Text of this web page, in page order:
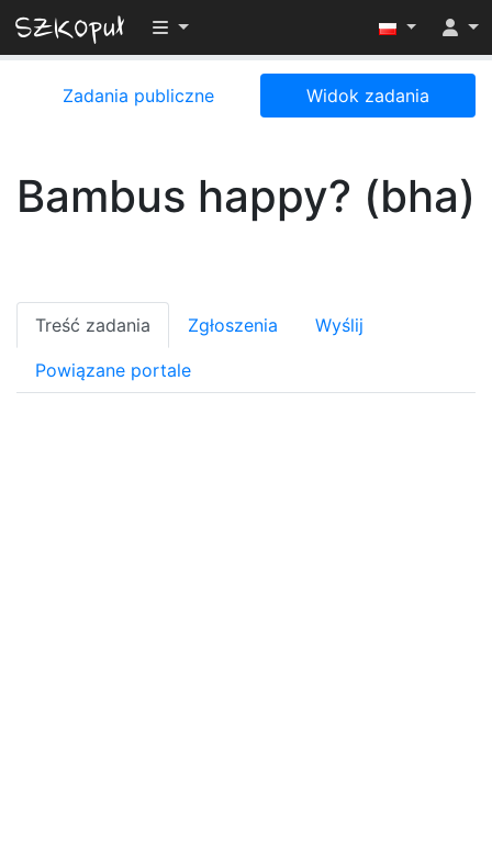
Przełącz widoczność menu
Zadania publiczne Widok zadania
Bambus happy? (bha)
Treść zadania Zgłoszenia Wyślij
Powiązane portale